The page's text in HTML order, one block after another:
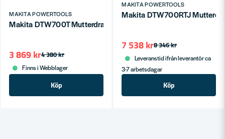
MAKITA POWERTOOLS
Makita DTW700T Mutterdragare LXT® 18V 1/2" (1x5,0Ah)
4 380 kr
3 869 kr
Finns i Webblager
Köp
MAKITA POWERTOOLS
Makita DTW700RTJ
8 346 kr
7 538 kr
Leveranstid ifrån leverantör ca
3-7 arbetsdagar
Köp